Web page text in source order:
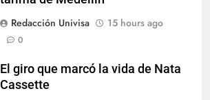
Redacción Univisa
15 hours ago
0
El giro que marcó la vida de Nata
Cassette